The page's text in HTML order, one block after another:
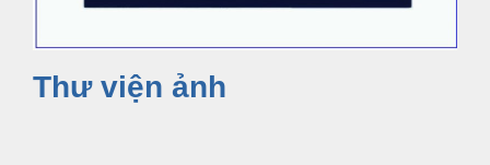
Thư viện ảnh